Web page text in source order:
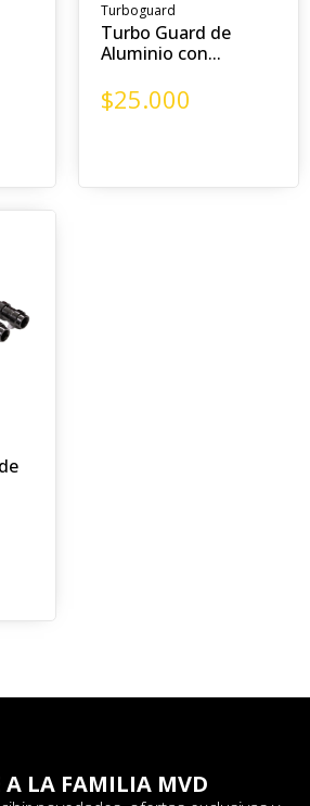
Turboguard
Turbo Guard de
Aluminio con...
$25.000
A LA FAMILIA MVD